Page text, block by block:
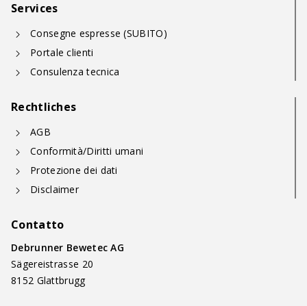
Services
Consegne espresse (SUBITO)
Portale clienti
Consulenza tecnica
Rechtliches
AGB
Conformità/Diritti umani
Protezione dei dati
Disclaimer
Contatto
Debrunner Bewetec AG
Sägereistrasse 20
8152 Glattbrugg